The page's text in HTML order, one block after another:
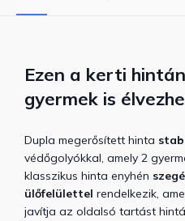
Ezen a kerti
gyermek is
Dupla megerősített hinta
védőgolyókkal, amely 2
klasszikus hinta enyhén
ülőfelülettel rendelkezik,
javítja az oldalsó tartást